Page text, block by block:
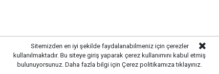
Sitemizden en iyi şekilde faydalanabilmeniz için çerezler
kullanılmaktadır. Bu siteye giriş yaparak çerez kullanımını kabul etmiş
bulunuyorsunuz. Daha fazla bilgi için Çerez politikamıza tıklayınız.